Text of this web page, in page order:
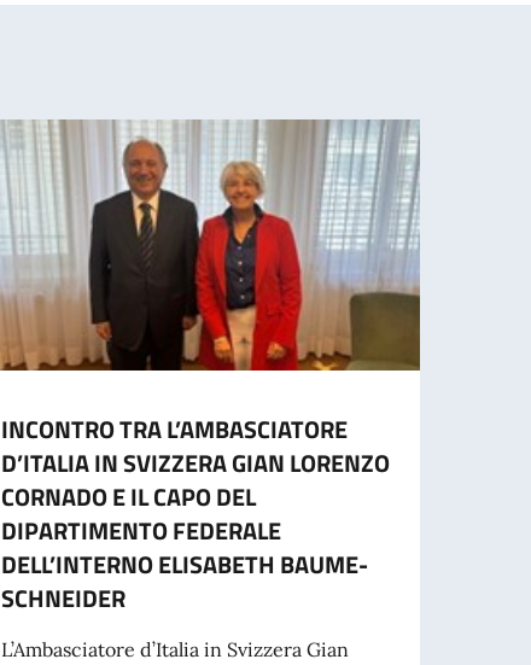
INCONTRO TRA L’AMBASCIATORE
D’ITALIA IN SVIZZERA GIAN LORENZO
CORNADO E IL CAPO DEL
DIPARTIMENTO FEDERALE
DELL’INTERNO ELISABETH BAUME-
SCHNEIDER
L’Ambasciatore d’Italia in Svizzera Gian